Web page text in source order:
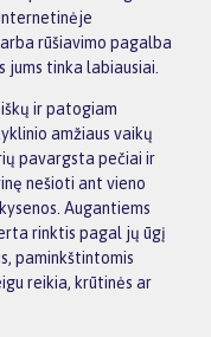
rūšiavimo pagalba
tinka labiausiai.
ir patogiam
amžiaus vaikų
pavargsta pečiai ir
nešioti ant vieno
Augantiems
rinktis pagal jų ūgį
paminkštintomis
reikia, krūtinės ar